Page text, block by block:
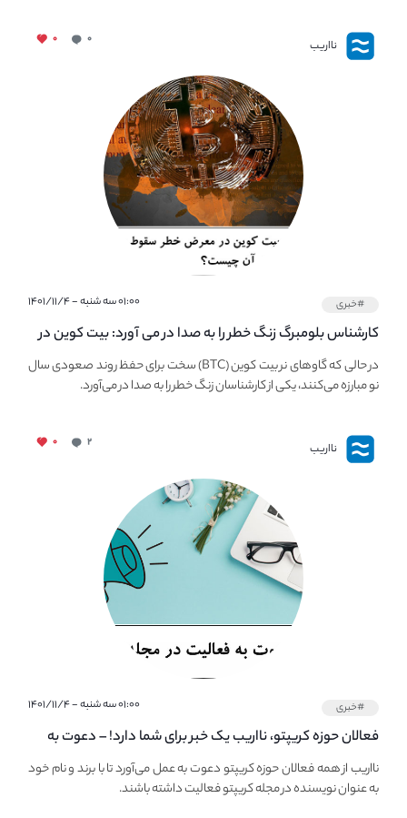
نااریب ۰ ۰
#خبری ۰۱:۰۰ سه شنبه - ۱۴۰۱/۱۱/۴
کارشناس بلومبرگ زنگ خطر را به صدا در می آورد: بیت کوین در
معرض خطر سقوط بزرگ است - دلیل آن چیست؟در حالی که گاوهای نر بیت کوین (BTC) سخت برای حفظ روند صعودی سال
نو مبارزه می‌کنند، یکی از کارشناسان زنگ خطر را به صدا در می‌آورد.
نااریب ۲ ۰
#خبری ۰۱:۰۰ سه شنبه - ۱۴۰۱/۱۱/۴
فعالان حوزه کریپتو، نااریب یک خبر برای شما دارد! – دعوت به
فعالیت در مجله کریپتو
نااریب از همه فعالان حوزه کریپتو دعوت به عمل می‌آورد تا با برند و نام خود
به عنوان نویسنده در مجله کریپتو فعالیت داشته باشند.